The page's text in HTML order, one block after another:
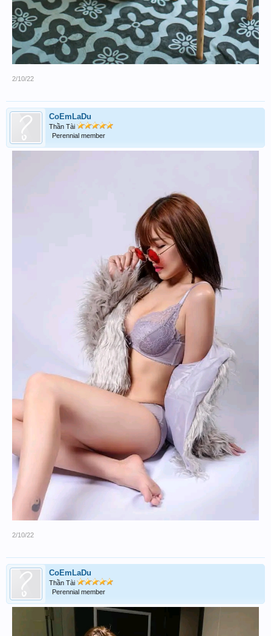
2/10/22
CoEmLaDu
Thần Tài
Perennial member
2/10/22
CoEmLaDu
Thần Tài
Perennial member